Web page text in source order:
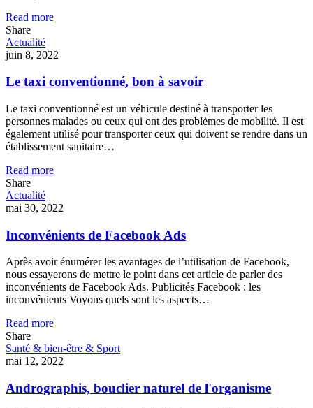
Read more
Share
Actualité
juin 8, 2022
Le taxi conventionné, bon à savoir
Le taxi conventionné est un véhicule destiné à transporter les
personnes malades ou ceux qui ont des problèmes de mobilité. Il est
également utilisé pour transporter ceux qui doivent se rendre dans un
établissement sanitaire…
Read more
Share
Actualité
mai 30, 2022
Inconvénients de Facebook Ads
Après avoir énumérer les avantages de l’utilisation de Facebook,
nous essayerons de mettre le point dans cet article de parler des
inconvénients de Facebook Ads. Publicités Facebook : les
inconvénients Voyons quels sont les aspects…
Read more
Share
Santé & bien-être & Sport
mai 12, 2022
Andrographis, bouclier naturel de l'organisme